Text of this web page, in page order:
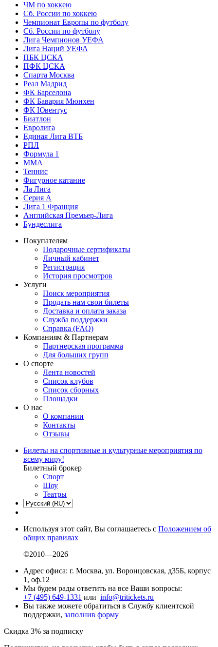
ЧМ по хоккею
Сб. России по хоккею
Чемпионат Европы по футболу
Сб. России по футболу
Лига Чемпионов УЕФА
Лига Наций УЕФА
ПБК ЦСКА
ПФК ЦСКА
Спарта Москва
Реал Мадрид
ФК Барселона
ФК Бавария Мюнхен
ФК Ювентус
Биатлон
Евролига
Единая Лига ВТБ
РПЛ
Формула 1
MMA
Теннис
Фигурное катание
Ла Лига
Серия А
Лига 1 Франция
Английская Премьер-Лига
Бундеслига
Покупателям
Подарочные сертификаты
Личный кабинет
Регистрация
История просмотров
Услуги
Поиск мероприятия
Продать нам свои билеты
Доставка и оплата заказа
Служба поддержки
Справка (FAQ)
Компаниям & Партнерам
Партнерская программа
Для больших групп
О спорте
Лента новостей
Список клубов
Список сборных
Площадки
О нас
О компании
Контакты
Отзывы
Билеты на спортивные и культурные мероприятия по
всему миру!
Билетный брокер
Спорт
Шоу
Театры
Используя этот сайт, Вы соглашаетесь с Положением об
общих правилах
©2010—2026
Адрес офиса: г. Москва, ул. Воронцовская, д35Б, корпус
1, оф.12
Мы будем рады ответить на все Ваши вопросы:
+7 (495) 649-1331 или info@tritickets.ru
Вы также можете обратиться в Службу клиентской
поддержки, заполнив форму
Скидка 3% за подписку